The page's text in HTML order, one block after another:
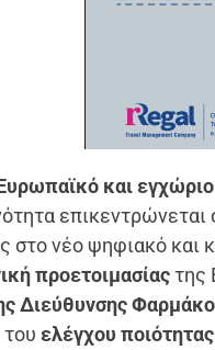
και
επικεντρώνεται
στο νέο ψηφιακό και
προετοιμασίαςτης
Διεύθυνσης
του ελέγχου